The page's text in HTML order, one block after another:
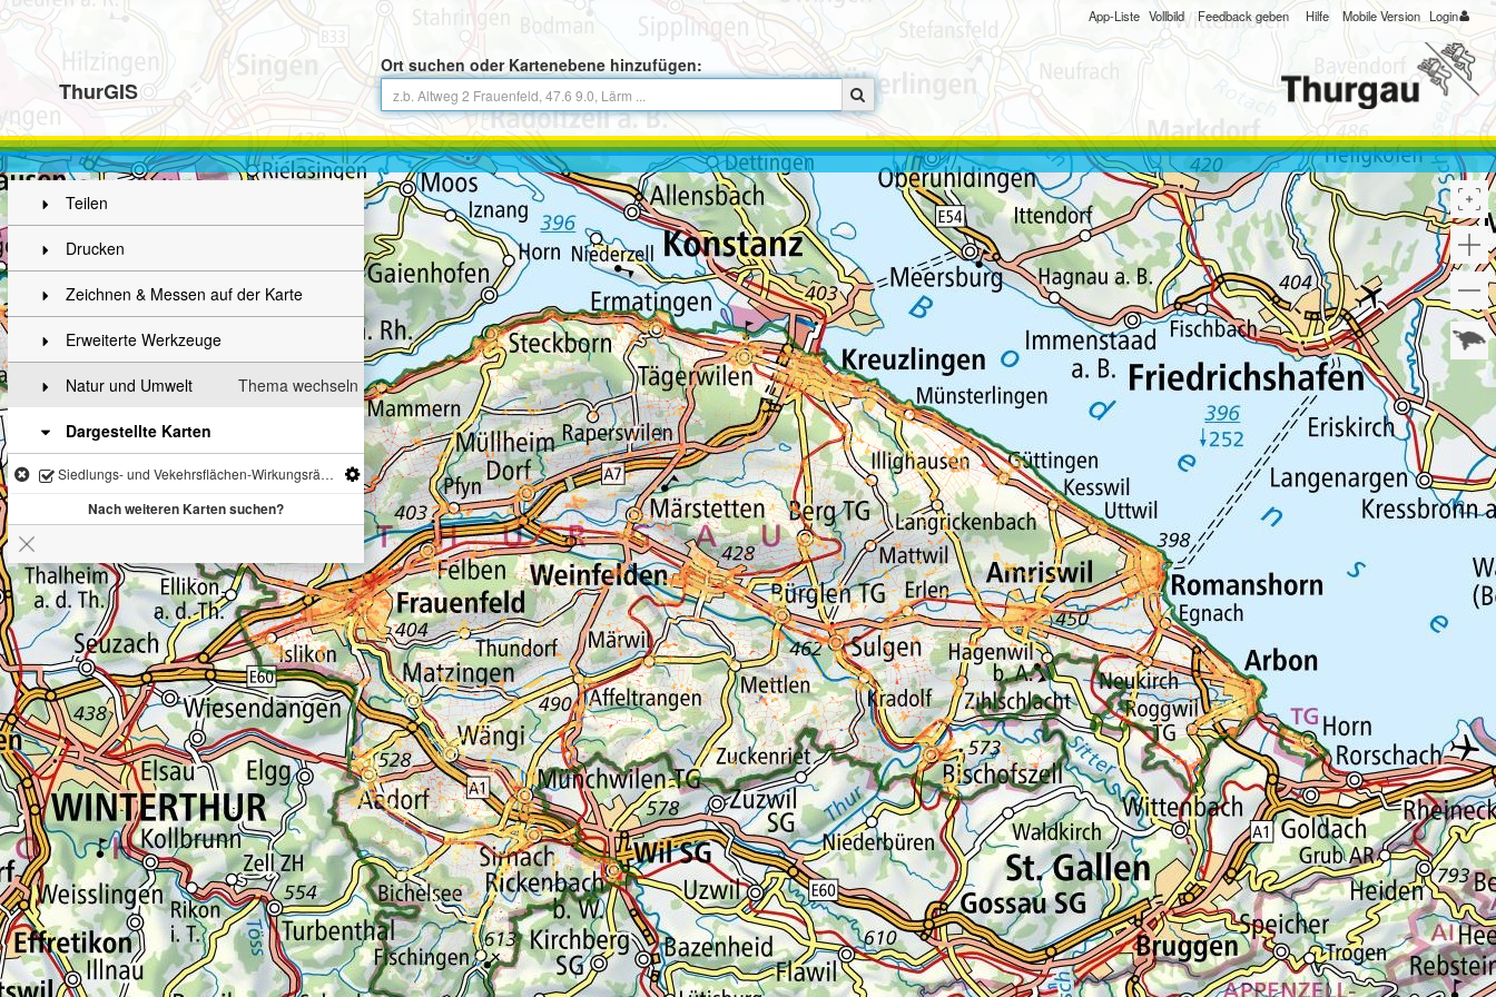
ThurGIS
Ort suchen oder Kartenebene hinzufügen:
App-Liste Vollbild Feedback geben Hilfe Mobile Version Login
Teilen
Drucken
Zeichnen & Messen auf der Karte
Erweiterte Werkzeuge
Thema wechseln
Natur und Umwelt
Dargestellte Karten
Siedlungs- und Vekehrsflächen-Wirkungsräume (Nacht)
Nach weiteren Karten suchen?